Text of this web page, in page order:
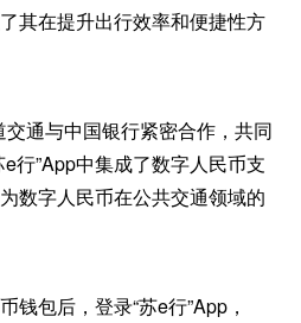
其在提升出行效率和便捷性方
通与中国银行紧密合作，共同
行”App中集成了数字人民币支
数字人民币在公共交通领域的
钱包后，登录“苏e行”App，